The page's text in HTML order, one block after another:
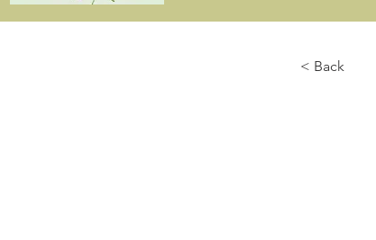
< Back